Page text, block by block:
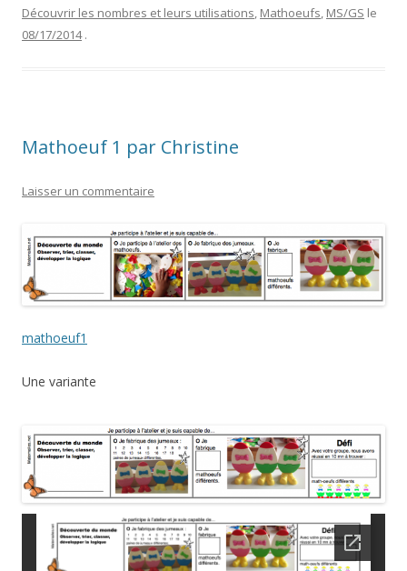
Découvrir les nombres et leurs utilisations Mathoeufs MS/GS le
08/17/2014 .
Mathoeuf 1 par Christine
Laisser un commentaire
mathoeuf1
Une variante